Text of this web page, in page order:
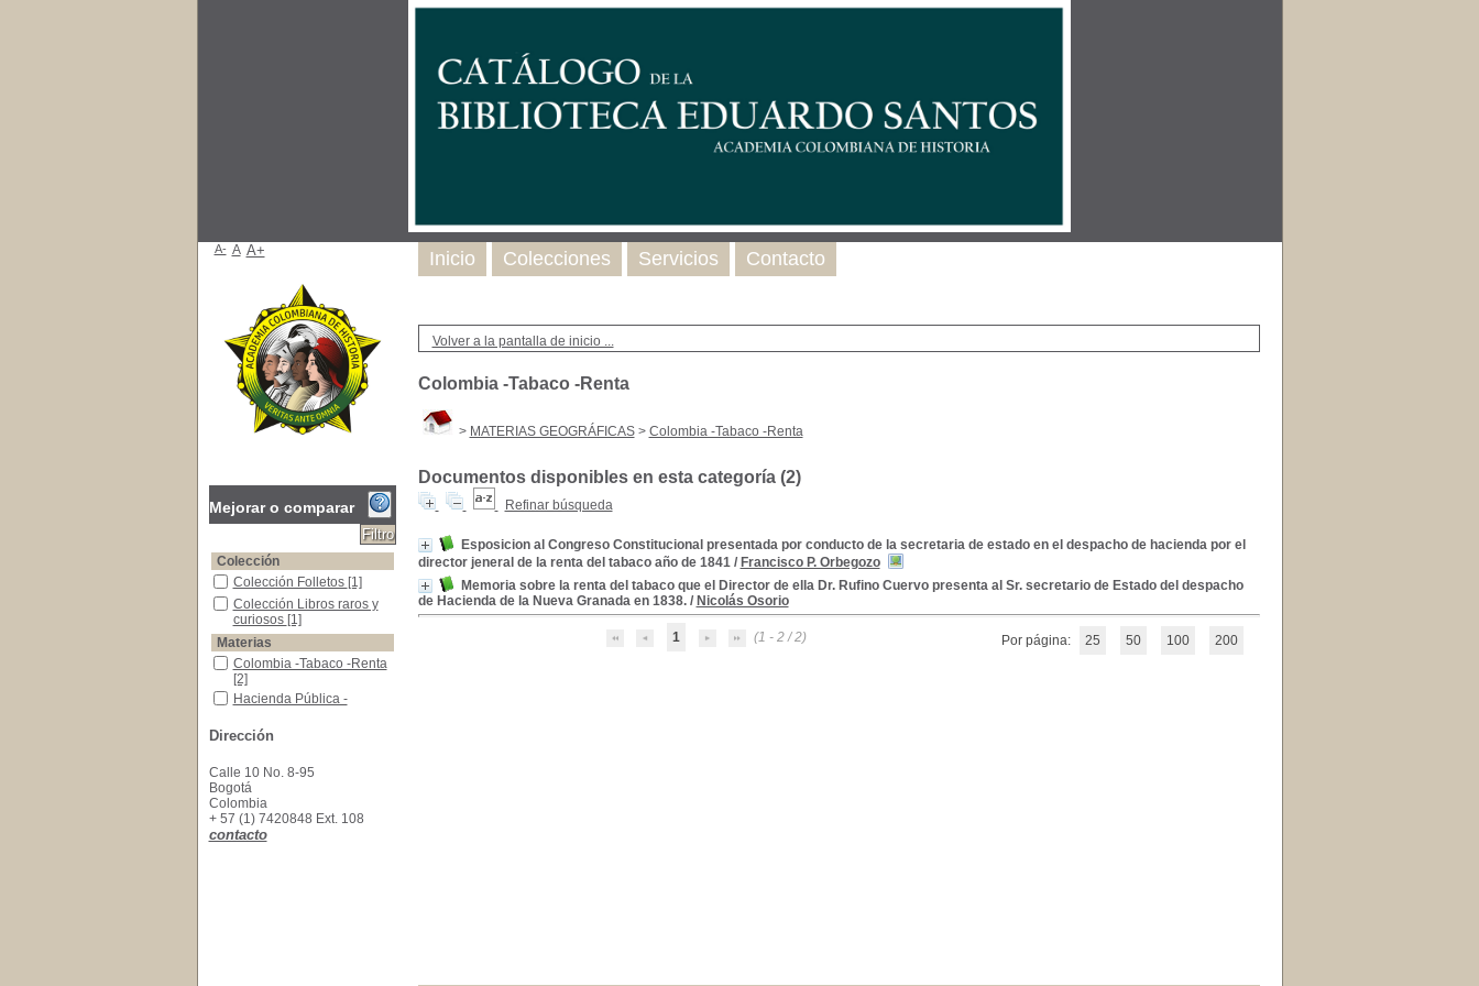
Volver a la pantalla de inicio ...
Colombia -Tabaco -Renta
> MATERIAS GEOGRÁFICAS> Colombia -Tabaco -Renta
Documentos disponibles en esta categoría (2)
Refinar búsqueda
Esposicion al Congreso Constitucional presentada por conducto de la secretaria de estado en el despacho de hacienda por el
director jeneral de la renta del tabaco año de 1841/ Francisco P. Orbegozo
Memoria sobre la renta del tabaco que el Director de ella Dr. Rufino Cuervo presenta al Sr. secretario de Estado del despacho
de Hacienda de la Nueva Granada en 1838./ Nicolás Osorio
1 (1 - 2 / 2) Por página: 25 50 100 200
Inicio Colecciones Servicios Contacto
A- A A+
Mejorar o comparar
Colección
Colección Folletos
Colección Folletos [1]
Colección Libros raros y curiosos
Colección Libros raros y
curiosos [1]
Materias
Colombia -Tabaco -Renta
Colombia -Tabaco -Renta
[2]
Hacienda Pública -Colmbia -Informes
Hacienda Pública -
Tabaco -Impuestos
Tabaco -Impuestos
-1838[1]
Dirección
Calle 10 No. 8-95
Bogotá
Colombia
+ 57 (1) 7420848 Ext. 108
contacto